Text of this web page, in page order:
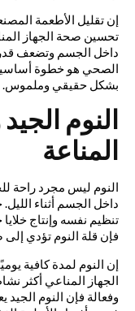
إن تقليل الأطعمة
تحسين صحة الجهاز
داخل الجسم وتضعف
الصحي هو خطوة
بشكل حقيقي وملموس.
النوم
المناعة
النوم ليس مجرد راحة
داخل الجسم أثناء الليل.
تنظيم نفسه وإنتاج
فإن قلة النوم تؤدي
إن النوم لمدة كافية
الجهاز المناعي أكثر
وفعالة فإن النوم الجيد